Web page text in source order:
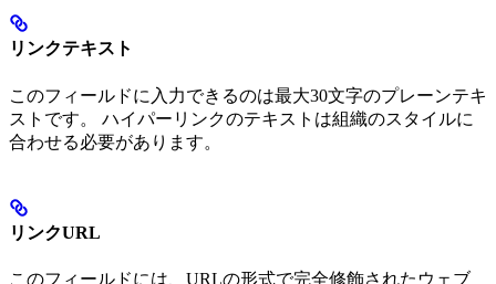
リンクテキスト
このフィールドに入力できるのは最大30文字のプレーンテキ
ストです。 ハイパーリンクのテキストは組織のスタイルに
合わせる必要があります。
リンクURL
このフィールドには、URLの形式で完全修飾されたウェブ